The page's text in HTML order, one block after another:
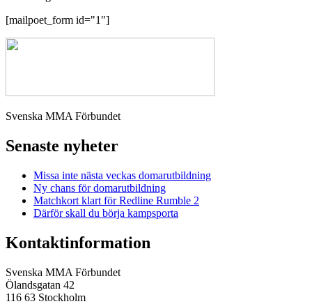
[mailpoet_form id="1"]
Svenska MMA Förbundet
Senaste nyheter
Missa inte nästa veckas domarutbildning
Ny chans för domarutbildning
Matchkort klart för Redline Rumble 2
Därför skall du börja kampsporta
Kontaktinformation
Svenska MMA Förbundet
Ölandsgatan 42
116 63 Stockholm